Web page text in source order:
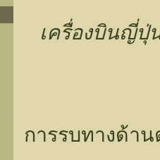
เครื่องบินญี่ปุ่
การรบทางด้า